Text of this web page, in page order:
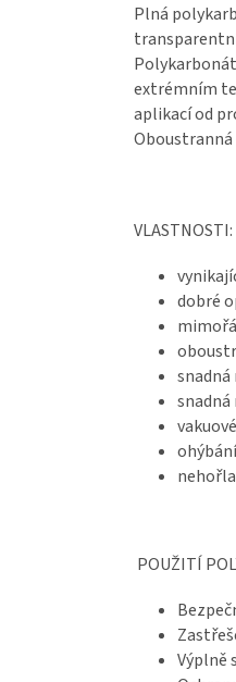
Plná
extrémním
aplikací od
VLASTNOSTI:
dobré
POUŽITÍ
Výplně